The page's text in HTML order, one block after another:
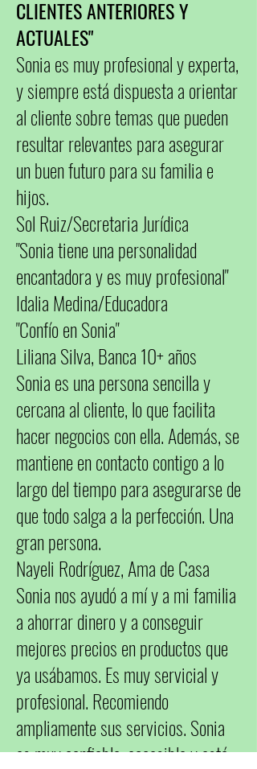
CLIENTES ANTERIORES Y
ACTUALES"
Sonia es muy profesional y experta,
y siempre está dispuesta a orientar
al cliente sobre temas que pueden
resultar relevantes para asegurar
un buen futuro para su familia e
hijos.
Sol Ruiz/Secretaria Jurídica
"Sonia tiene una personalidad
encantadora y es muy profesional"
Idalia Medina/Educadora
"Confío en Sonia"
Liliana Silva, Banca 10+ años
Sonia es una persona sencilla y
cercana al cliente, lo que facilita
hacer negocios con ella. Además, se
mantiene en contacto contigo a lo
largo del tiempo para asegurarse de
que todo salga a la perfección. Una
gran persona.
Nayeli Rodríguez, Ama de Casa
Sonia nos ayudó a mí y a mi familia
a ahorrar dinero y a conseguir
mejores precios en productos que
ya usábamos. Es muy servicial y
profesional. Recomiendo
ampliamente sus servicios. Sonia
es muy confiable, accesible y está